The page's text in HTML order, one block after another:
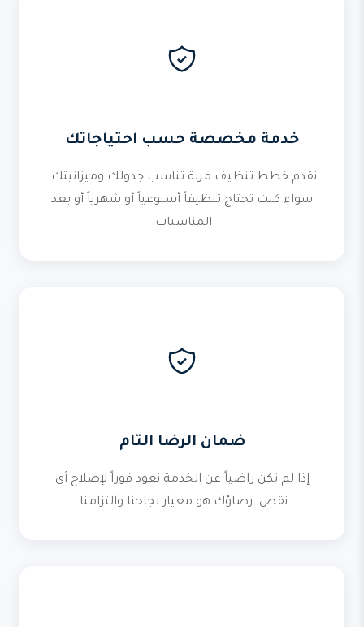
خدمة مخصصة حسب احتياجاتك
نقدم خطط تنظيف مرنة تناسب جدولك وميزانيتك.
سواء كنت تحتاج تنظيفاً أسبوعياً أو شهرياً أو بعد
المناسبات.
ضمان الرضا التام
إذا لم تكن راضياً عن الخدمة نعود فوراً لإصلاح أي
نقص. رضاؤك هو معيار نجاحنا والتزامنا.